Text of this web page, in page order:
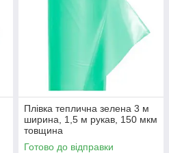
Плівка теплична зелена 3 м
ширина, 1,5 м рукав, 150 мкм
товщина
Готово до відправки